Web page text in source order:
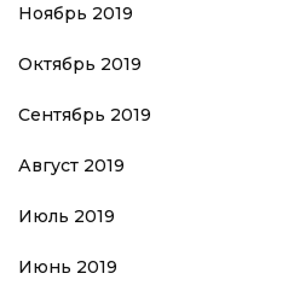
Ноябрь 2019
Октябрь 2019
Сентябрь 2019
Август 2019
Июль 2019
Июнь 2019